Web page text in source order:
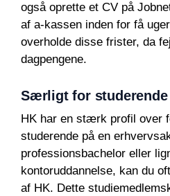
også oprette et CV på
af a-kassen inden for få
overholde disse frister, da
dagpengene.
Særligt for
HK har en stærk profil over
studerende på en
professionsbachelor eller
kontoruddannelse, kan du
af HK. Dette